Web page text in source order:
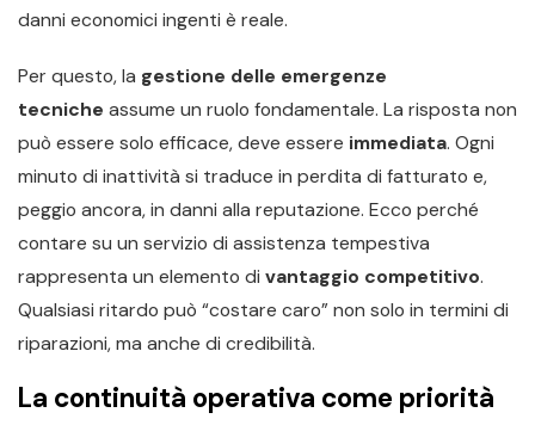
danni economici ingenti è reale.
Per questo, la gestione delle emergenze
tecniche assume un ruolo fondamentale. La risposta non
può essere solo efficace, deve essere immediata. Ogni
minuto di inattività si traduce in perdita di fatturato e,
peggio ancora, in danni alla reputazione. Ecco perché
contare su un servizio di assistenza tempestiva
rappresenta un elemento di vantaggio competitivo.
Qualsiasi ritardo può “costare caro” non solo in termini di
riparazioni, ma anche di credibilità.
La continuità operativa come priorità